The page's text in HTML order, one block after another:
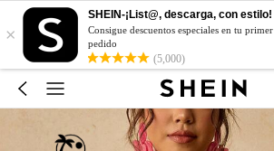
×
SHEIN-¡List@, descarga, con estilo!
Consigue descuentos especiales en tu primer
pedido
(5,000)